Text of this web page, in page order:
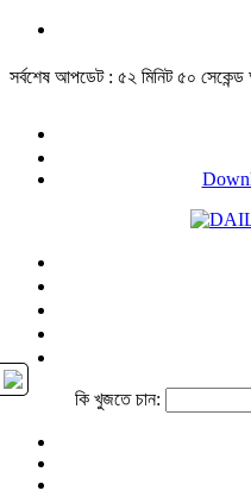
সর্বশেষ আপডেট : ৫২ মিনিট ৫০
কি খুজতে চান: